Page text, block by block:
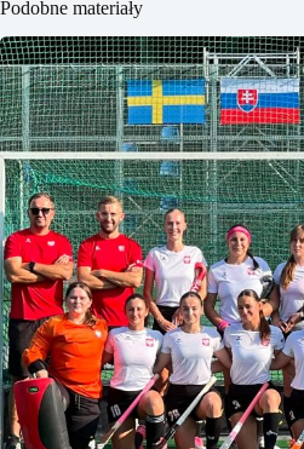
Podobne materiały